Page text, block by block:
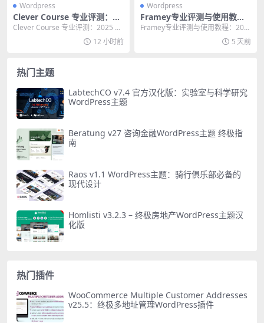
Wordpress
Clever Course 专业评测：20
25 年建在线教育网站的终极指
Clever Course 专业评测：2025 年
建在线教育网站的终极指南 在线...
12 小时前
Wordpress
Framey专业评测与使用教
程：2026年构建WordPress
网站的终极指南
Framey专业评测与使用教程：202
6年构建WordPress网站的终极指南
5 天前
热门主题
LabtechCO v7.4 官方汉化版：实验室与科学研究
WordPress主题
Beratung v27 咨询金融WordPress主题 终极指
南
Raos v1.1 WordPress主题：骑行俱乐部必备的
现代设计
Homlisti v3.2.3 – 终极房地产WordPress主题汉
化版
热门插件
WooCommerce Multiple Customer Addresses
v25.5：终极多地址管理WordPress插件